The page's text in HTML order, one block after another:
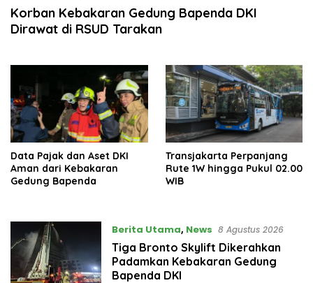
Korban Kebakaran Gedung Bapenda DKI
Dirawat di RSUD Tarakan
Data Pajak dan Aset DKI
Aman dari Kebakaran
Gedung Bapenda
Transjakarta Perpanjang
Rute 1W hingga Pukul 02.00
WIB
Berita Utama, News 8 Agustus 2026
Tiga Bronto Skylift Dikerahkan
Padamkan Kebakaran Gedung
Bapenda DKI